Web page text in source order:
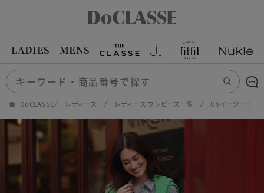
LADIES MENS
DoCLASSE レディース レディース ワンピース一覧 UVイージーケア